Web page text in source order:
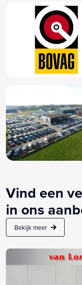
Vind een
in ons
Bekijk meer